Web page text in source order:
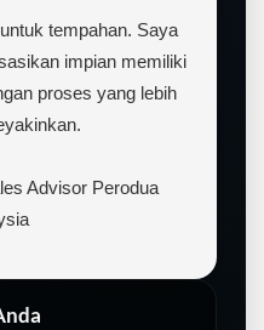
tempahan. Saya
impian memiliki
proses yang lebih
Advisor Perodua